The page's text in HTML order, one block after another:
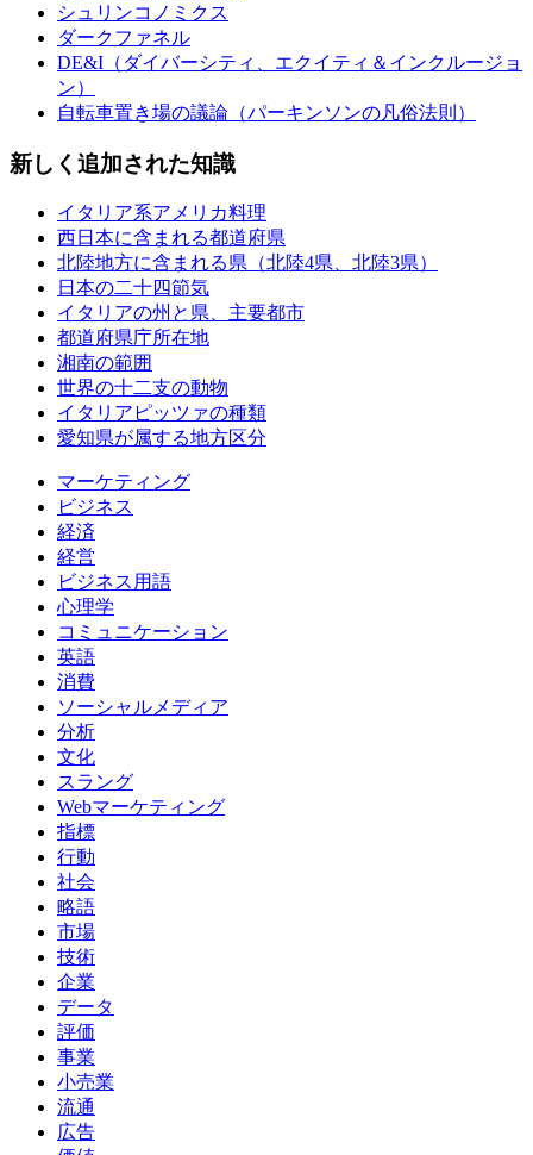
シュリンコノミクス
ダークファネル
DE&I（ダイバーシティ、エクイティ＆インクルージョ
ン）
自転車置き場の議論（パーキンソンの凡俗法則）
新しく追加された知識
イタリア系アメリカ料理
西日本に含まれる都道府県
北陸地方に含まれる県（北陸4県、北陸3県）
日本の二十四節気
イタリアの州と県、主要都市
都道府県庁所在地
湘南の範囲
世界の十二支の動物
イタリアピッツァの種類
愛知県が属する地方区分
マーケティング
ビジネス
経済
経営
ビジネス用語
心理学
コミュニケーション
英語
消費
ソーシャルメディア
分析
文化
スラング
Webマーケティング
指標
行動
社会
略語
市場
技術
企業
データ
評価
事業
小売業
流通
広告